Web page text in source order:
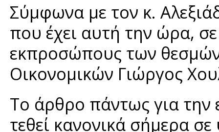
Σύμφωνα με τον κ.
που έχει αυτή την ώρα,
εκπροσώπους των
Οικονομικών Γιώργος
Το άρθρο πάντως για
τεθεί κανονικά σήμερα